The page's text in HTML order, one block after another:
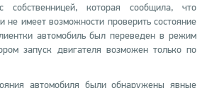
собственницей, которая сообщила, что
не имеет возможности проверить состояние
автомобиль был переведен в режим
запуск двигателя возможен только по
автомобиля были обнаружены явные